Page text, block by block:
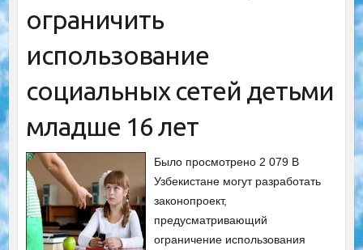
ограничить
использование
социальных сетей детьми
младше 16 лет
Было просмотрено 2 079 В
Узбекистане могут разработать
законопроект,
предусматривающий
ограничение использования